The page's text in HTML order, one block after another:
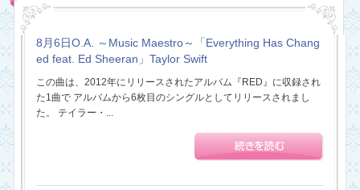
8月6日O.A. ～Music Maestro～「Everything Has Chang
ed feat. Ed Sheeran」Taylor Swift
この曲は、2012年にリリースされたアルバム『RED』に収録され
た1曲で アルバムから6枚目のシングルとしてリリースされまし
た。 テイラー・...